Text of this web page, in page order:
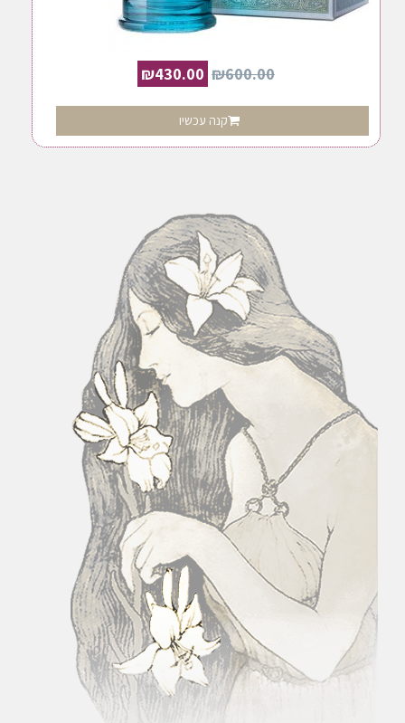
₪600.00
₪430.00
קנה עכשיו